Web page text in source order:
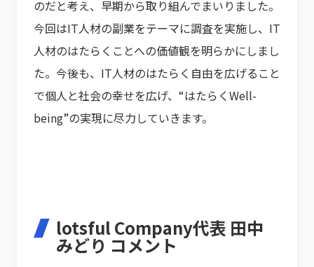
のだと考え、早期から取り組んでまいりました。
今回はIT人材の副業をテーマに調査を実施し、IT
人材のはたらくことへの価値観を明らかにしまし
た。今後も、IT人材のはたらく自由を広げること
で個人と社会の幸せを広げ、“はたらくWell-
being”の実現に尽力していきます。
lotsful Company代表 田中
みどり コメント